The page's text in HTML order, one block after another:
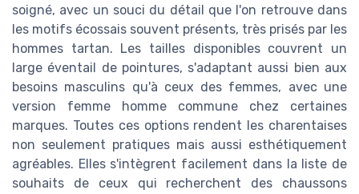
soigné, avec un souci du détail que l'on retrouve dans
les motifs écossais souvent présents, très prisés par les
hommes tartan. Les tailles disponibles couvrent un
large éventail de pointures, s'adaptant aussi bien aux
besoins masculins qu'à ceux des femmes, avec une
version femme homme commune chez certaines
marques. Toutes ces options rendent les charentaises
non seulement pratiques mais aussi esthétiquement
agréables. Elles s'intègrent facilement dans la liste de
souhaits de ceux qui recherchent des chaussons